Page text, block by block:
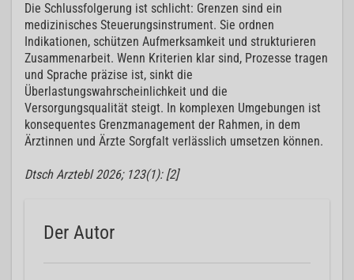
Die Schlussfolgerung ist schlicht: Grenzen sind ein
medizinisches Steuerungsinstrument. Sie ordnen
Indikationen, schützen Aufmerksamkeit und strukturieren
Zusammenarbeit. Wenn Kriterien klar sind, Prozesse tragen
und Sprache präzise ist, sinkt die
Überlastungswahrscheinlichkeit und die
Versorgungsqualität steigt. In komplexen Umgebungen ist
konsequentes Grenzmanagement der Rahmen, in dem
Ärztinnen und Ärzte Sorgfalt verlässlich umsetzen können.
Dtsch Arztebl 2026; 123(1): [2]
Der Autor